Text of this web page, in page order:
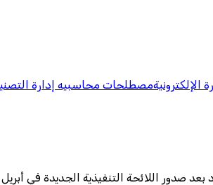
الإلكترونيةمصطلحات محاسبيه إدارة
التنفيذية الجديدة في أبريل 2025، والتي أضافت